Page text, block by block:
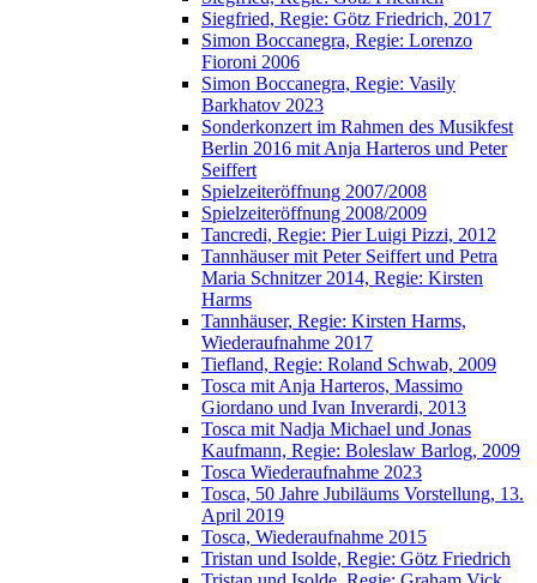
Siegfried, Regie: Götz Friedrich, 2017
Simon Boccanegra, Regie: Lorenzo
Fioroni 2006
Simon Boccanegra, Regie: Vasily
Barkhatov 2023
Sonderkonzert im Rahmen des Musikfest
Berlin 2016 mit Anja Harteros und Peter
Seiffert
Spielzeiteröffnung 2007/2008
Spielzeiteröffnung 2008/2009
Tancredi, Regie: Pier Luigi Pizzi, 2012
Tannhäuser mit Peter Seiffert und Petra
Maria Schnitzer 2014, Regie: Kirsten
Harms
Tannhäuser, Regie: Kirsten Harms,
Wiederaufnahme 2017
Tiefland, Regie: Roland Schwab, 2009
Tosca mit Anja Harteros, Massimo
Giordano und Ivan Inverardi, 2013
Tosca mit Nadja Michael und Jonas
Kaufmann, Regie: Boleslaw Barlog, 2009
Tosca Wiederaufnahme 2023
Tosca, 50 Jahre Jubiläums Vorstellung, 13.
April 2019
Tosca, Wiederaufnahme 2015
Tristan und Isolde, Regie: Götz Friedrich